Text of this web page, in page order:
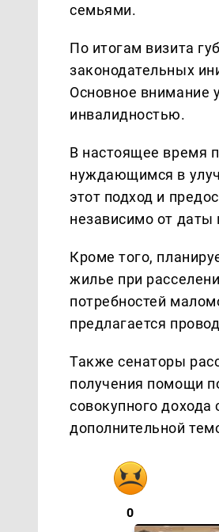
семьями.
По итогам визита
законодательных
Основное внимание
инвалидностью.
В настоящее время
нуждающимся в
этот подход и
независимо от даты
Кроме того,
жилье при
потребностей
предлагается
Также сенаторы
получения помощи
совокупного
дополнительной
0